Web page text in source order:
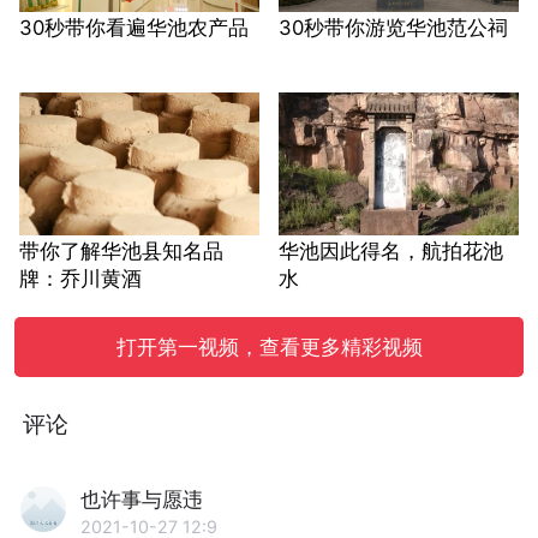
30秒带你看遍华池农产品 30秒带你游览华池范公祠
带你了解华池县知名品
牌：乔川黄酒
华池因此得名，航拍花池
水
打开第一视频，查看更多精彩视频
评论
也许事与愿违
2021-10-27 12:9